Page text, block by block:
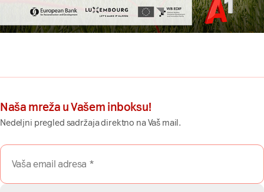
Naša mreža u Vašem inboksu!
Nedeljni pregled sadržaja direktno na Vaš mail.